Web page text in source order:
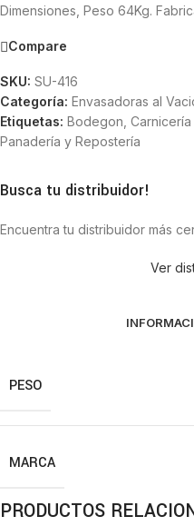
Dimensiones, Peso 64Kg.
Compare
SKU: SU-416
Categoría: Envasadoras al
Etiquetas: Bodegon
Panadería y Repostería
Busca tu distribuidor!
Encuentra tu distribuidor más
Ver
PESO
MARCA
PRODUCTOS